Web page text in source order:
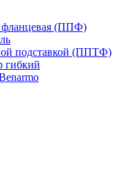
фланцевая (ППФ)
подставкой (ППТФ)
гибкий